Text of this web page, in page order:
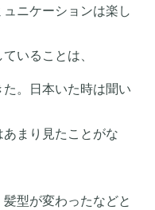
ニケーションは楽し
いることは、
た。日本いた時は聞い
あまり見たことがな
型が変わったなどと